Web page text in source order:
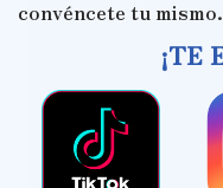
convéncete tu mismo.
¡TE